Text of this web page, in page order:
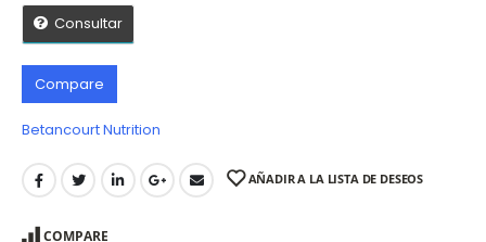
Consultar
Compare
Betancourt Nutrition
AÑADIR A LA LISTA DE DESEOS
COMPARE